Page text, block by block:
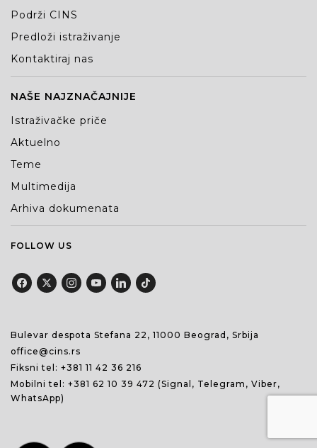
Podrži CINS
Predloži istraživanje
Kontaktiraj nas
NAŠE NAJZNAČAJNIJE
Istraživačke priče
Aktuelno
Teme
Multimedija
Arhiva dokumenata
FOLLOW US
Bulevar despota Stefana 22, 11000 Beograd, Srbija
office@cins.rs
Fiksni tel: +381 11 42 36 216
Mobilni tel: +381 62 10 39 472 (Signal, Telegram, Viber,
WhatsApp)